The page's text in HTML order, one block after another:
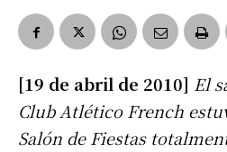
[19 de abril de 2010] El
Club Atlético French
Salón de Fiestas